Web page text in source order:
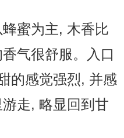
蜜为主, 木香比
气很舒服。入口
的感觉强烈, 并感
走, 略显回到甘